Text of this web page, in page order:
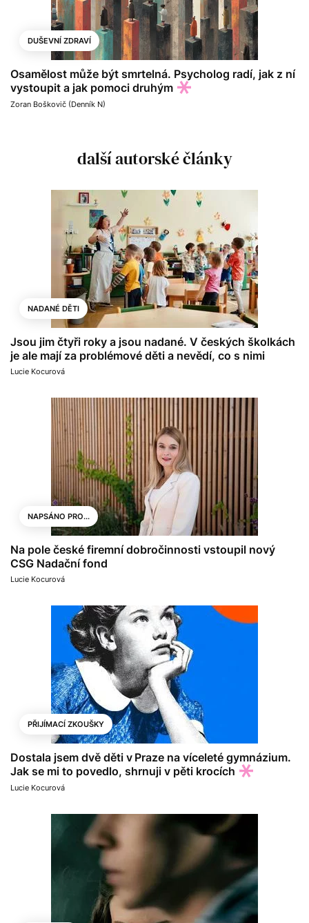
DUŠEVNÍ ZDRAVÍ
Osamělost může být smrtelná. Psycholog radí, jak z ní
vystoupit a jak pomoci druhým
Zoran Boškovič (Denník N)
další autorské články
NADANÉ DĚTI
Jsou jim čtyři roky a jsou nadané. V českých školkách
je ale mají za problémové děti a nevědí, co s nimi
Lucie Kocurová
NAPSÁNO PRO...
Na pole české firemní dobročinnosti vstoupil nový
CSG Nadační fond
Lucie Kocurová
PŘIJÍMACÍ ZKOUŠKY
Dostala jsem dvě děti v Praze na víceleté gymnázium.
Jak se mi to povedlo, shrnuji v pěti krocích
Lucie Kocurová